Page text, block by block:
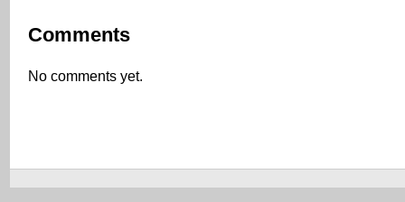
Comments
No comments yet.